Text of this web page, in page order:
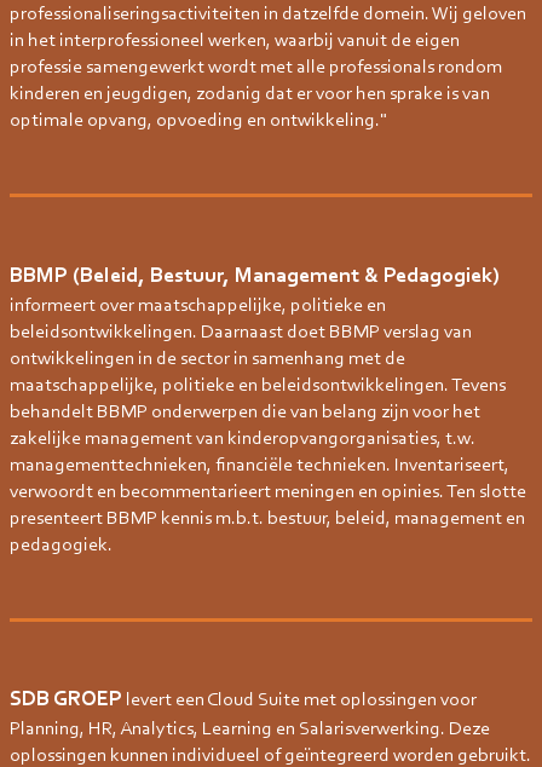
professionaliseringsactiviteiten in datzelfde domein. Wij geloven
in het interprofessioneel werken, waarbij vanuit de eigen
professie samengewerkt wordt met alle professionals rondom
kinderen en jeugdigen, zodanig dat er voor hen sprake is van
optimale opvang, opvoeding en ontwikkeling."
BBMP (Beleid, Bestuur, Management & Pedagogiek)
informeert over maatschappelijke, politieke en
beleidsontwikkelingen. Daarnaast doet BBMP verslag van
ontwikkelingen in de sector in samenhang met de
maatschappelijke, politieke en beleidsontwikkelingen. Tevens
behandelt BBMP onderwerpen die van belang zijn voor het
zakelijke management van kinderopvangorganisaties, t.w.
managementtechnieken, financiële technieken. Inventariseert,
verwoordt en becommentarieert meningen en opinies. Ten slotte
presenteert BBMP kennis m.b.t. bestuur, beleid, management en
pedagogiek.
SDB GROEP levert een Cloud Suite met oplossingen voor
Planning, HR, Analytics, Learning en Salarisverwerking. Deze
oplossingen kunnen individueel of geïntegreerd worden gebruikt.